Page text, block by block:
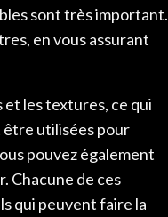
sont très important.
en vous assurant
les textures, ce qui
être utilisées pour
pouvez également
Chacune de ces
qui peuvent faire la